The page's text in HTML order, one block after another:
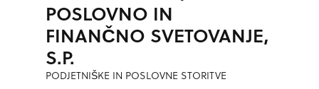
POŠLJI SMS
ORODJA
POSLOVNO IN
FINANČNO SVETOVANJE,
S.P.
PODJETNIŠKE IN POSLOVNE STORITVE